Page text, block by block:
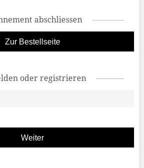
abschliessen
Zur Bestellseite
oder registrieren